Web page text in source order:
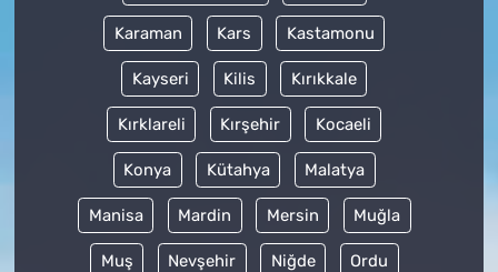
Karaman Kars Kastamonu
Kayseri Kilis Kırıkkale
Kırklareli Kırşehir Kocaeli
Konya Kütahya Malatya
Manisa Mardin Mersin Muğla
Muş Nevşehir Niğde Ordu